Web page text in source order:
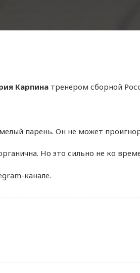
Карпина тренером сборной
парень. Он не может
Но это сильно не ко
канале.